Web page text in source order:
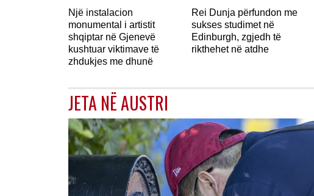
Një instalacion
monumental i artistit
shqiptar në Gjenevë
kushtuar viktimave të
zhdukjes me dhunë
Rei Dunja përfundon me
sukses studimet në
Edinburgh, zgjedh të
rikthehet në atdhe
JETA NË AUSTRI